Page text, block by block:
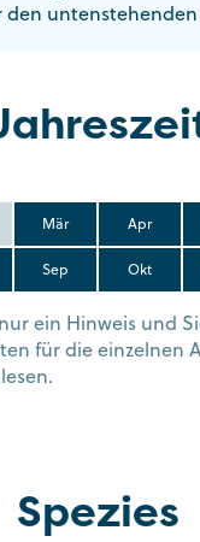
den untenstehenden
Mär Apr
Sep Okt
ein Hinweis und
für die einzelnen
Spezies